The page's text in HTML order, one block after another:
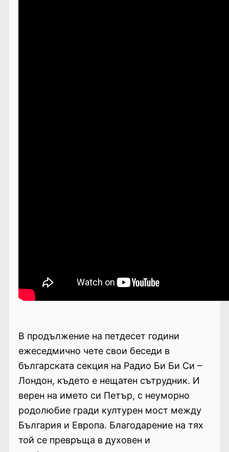
В продължение на петдесет години
ежеседмично чете свои беседи в
българската секция на Радио Би Би Си –
Лондон, където е нещатен сътрудник. И
верен на името си Петър, с неуморно
родолюбие гради културен мост между
България и Европа. Благодарение на тях
той се превръща в духовен и